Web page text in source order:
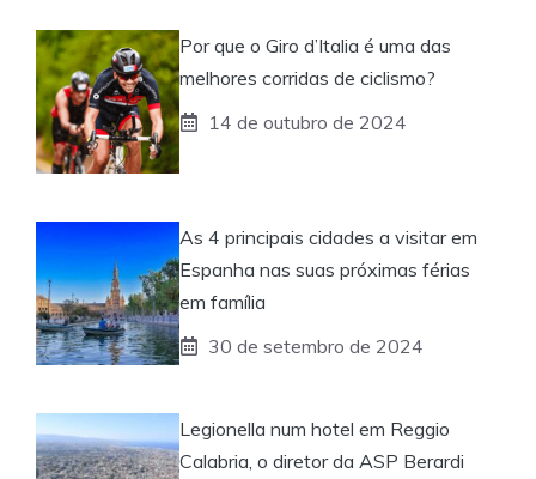
Por que o Giro d’Italia é uma das
melhores corridas de ciclismo?
14 de outubro de 2024
As 4 principais cidades a visitar em
Espanha nas suas próximas férias
em família
30 de setembro de 2024
Legionella num hotel em Reggio
Calabria, o diretor da ASP Berardi